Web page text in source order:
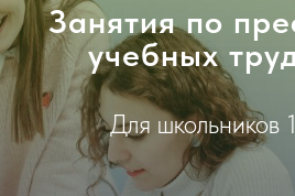
Занятия по
учебных
Для школьников